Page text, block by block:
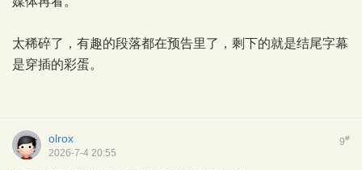
太稀碎了，有趣的段落都在预告里了，剩下的就是结尾字幕
是穿插的彩蛋。
9#
olrox
2026-7-4 20:55